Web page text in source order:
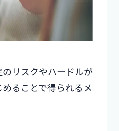
リスクやハードルが
ることで得られるメ